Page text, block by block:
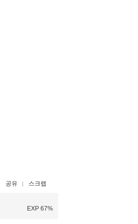
공유 스크랩
EXP 67%